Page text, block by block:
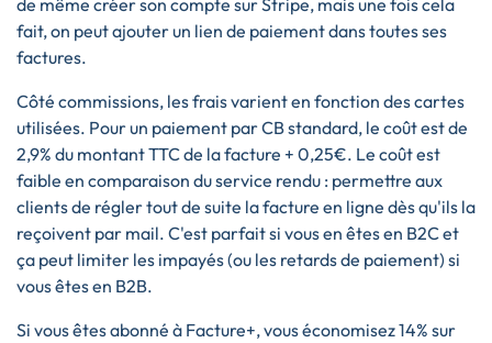
de même créer son compte sur Stripe, mais une fois cela
fait, on peut ajouter un lien de paiement dans toutes ses
factures.
Côté commissions, les frais varient en fonction des cartes
utilisées. Pour un paiement par CB standard, le coût est de
2,9% du montant TTC de la facture + 0,25€. Le coût est
faible en comparaison du service rendu : permettre aux
clients de régler tout de suite la facture en ligne dès qu'ils la
reçoivent par mail. C'est parfait si vous en êtes en B2C et
ça peut limiter les impayés (ou les retards de paiement) si
vous êtes en B2B.
Si vous êtes abonné à Facture+, vous économisez 14% sur